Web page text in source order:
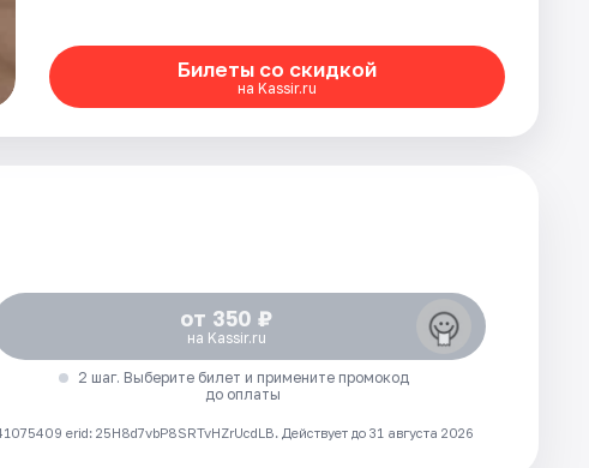
Билеты со скидкой
на Kassir.ru
от 350 ₽
на Kassir.ru
2 шаг. Выберите билет и примените промокод
до оплаты
erid: 25H8d7vbP8SRTvHZrUcdLB. Действует до 31 августа 2026